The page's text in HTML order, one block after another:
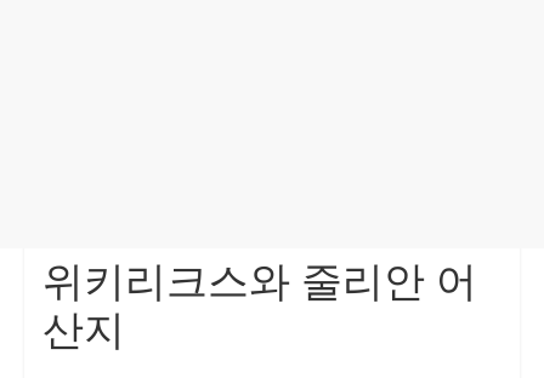
위키리크스와 줄리안 어
산지